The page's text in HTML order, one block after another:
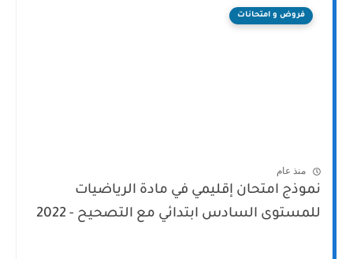
فروض و امتحانات
منذ عام
نموذج امتحان إقليمي في مادة الرياضيات
للمستوى السادس ابتدائي مع التصحيح - 2022